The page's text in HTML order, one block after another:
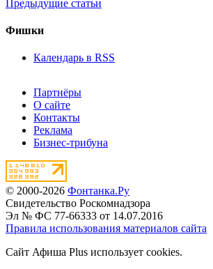
Предыдущие статьи
Фишки
Календарь в RSS
Партнёры
О сайте
Контакты
Реклама
Бизнес-трибуна
© 2000-2026 Фонтанка.Ру
Свидетельство Роскомнадзора
Эл № ФС 77-66333 от 14.07.2016
Правила использования материалов сайта
Сайт Афиша Plus использует cookies.